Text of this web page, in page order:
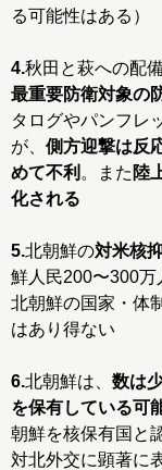
る可能性はある）
4.秋田と萩への配
最重要防衛対象の
タログやパンフレ
が、 側方迎撃は反
めて不利 。また 陸
化される
5.北朝鮮の対米核
鮮人民200〜300万
北朝鮮の国家・体
はあり得ない
6.北朝鮮は、 数は
を保有している可
朝鮮を核保有国と
対北外交に顕著に